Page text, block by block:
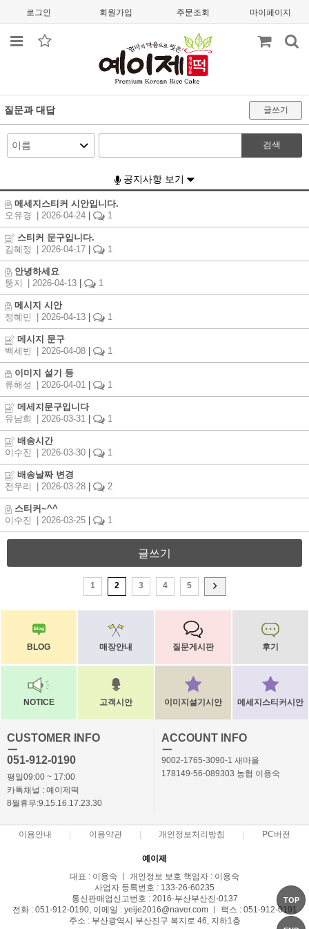
로그인 회원가입 주문조회 마이페이지
질문과 대답 글쓰기
검색
공지사항 보기
메세지스티커 시안입니다.
오유경
| 2026-04-24 1
스티커 문구입니다.
김혜정
| 2026-04-17 1
안녕하세요
뚱지
| 2026-04-13 1
메시지 시안
정혜민
| 2026-04-13 1
메시지 문구
백세빈
| 2026-04-08 1
이미지 설기 등
류해성
| 2026-04-01 1
메세지문구입니다
유남희
| 2026-03-31 1
배송시간
이수진
| 2026-03-30 1
배송날짜 변경
전우리
| 2026-03-28 2
스티커~^^
이수진
| 2026-03-25 1
글쓰기
1 2 3 4 5
BLOG 매장안내 질문게시판 후기
NOTICE 고객시안 이미지설기시안 메세지스티커시안
CUSTOMER INFO
ㅡ
051-912-0190
평일09:00 ~ 17:00
카톡채널 : 예이제떡
8월휴무:9.15.16.17.23.30
ACCOUNT INFO
ㅡ
9002-1765-3090-1 새마을
178149-56-089303 농협 이용숙
이용안내 이용약관 개인정보처리방침 PC버전
예이제
대표 : 이용숙 ㅣ 개인정보 보호 책임자 : 이용숙
사업자 등록번호 : 133-26-60235
통신판매업신고번호 : 2016-부산부산진-0137
전화 : 051-912-0190, 이메일 : yeije2016@naver.com ㅣ 팩스 : 051-912-0191
주소 : 부산광역시 부산진구 복지로 46, 지하1층
TOP